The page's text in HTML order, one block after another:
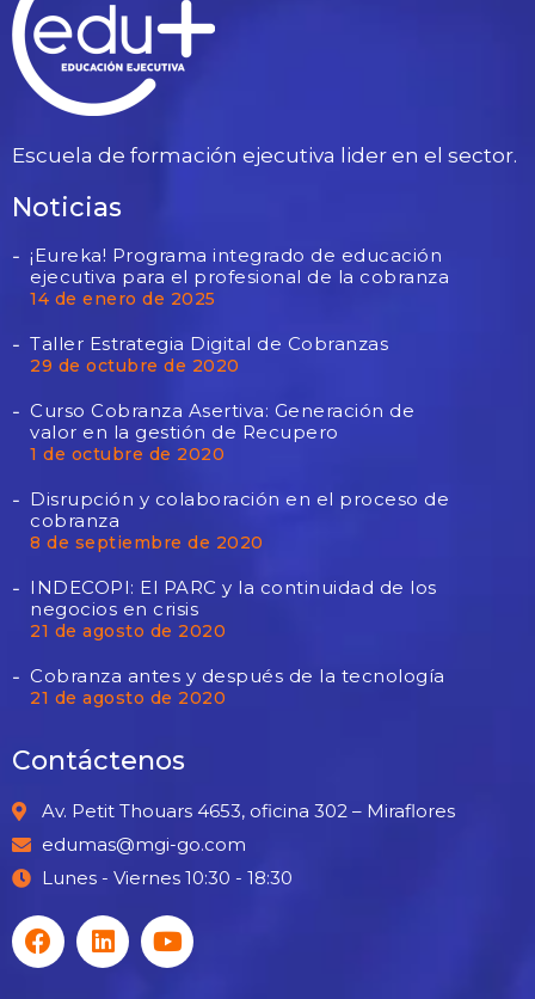
Escuela de formación ejecutiva lider en el sector.
Noticias
¡Eureka! Programa integrado de educación
ejecutiva para el profesional de la cobranza
14 de enero de 2025
Taller Estrategia Digital de Cobranzas
29 de octubre de 2020
Curso Cobranza Asertiva: Generación de
valor en la gestión de Recupero
1 de octubre de 2020
Disrupción y colaboración en el proceso de
cobranza
8 de septiembre de 2020
INDECOPI: El PARC y la continuidad de los
negocios en crisis
21 de agosto de 2020
Cobranza antes y después de la tecnología
21 de agosto de 2020
Contáctenos
Av. Petit Thouars 4653, oficina 302 – Miraflores
edumas@mgi-go.com
Lunes - Viernes 10:30 - 18:30